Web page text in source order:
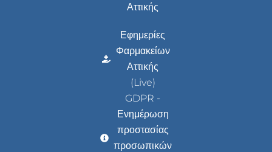
Αττικής
Εφημερίες
Φαρμακείων
Αττικής
(Live)
GDPR -
Ενημέρωση
προστασίας
προσωπικών